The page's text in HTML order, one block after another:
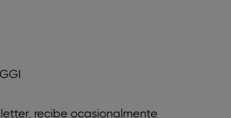
recibe ocasionalmente